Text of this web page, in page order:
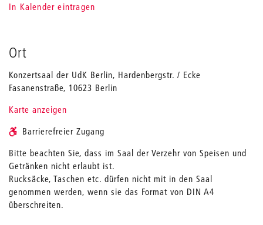
In Kalender eintragen
Ort
Konzertsaal der UdK Berlin, Hardenbergstr. / Ecke
Fasanenstraße, 10623 Berlin
Karte anzeigen
Barrierefreier Zugang
Bitte beachten Sie, dass im Saal der Verzehr von Speisen und
Getränken nicht erlaubt ist.
Rucksäcke, Taschen etc. dürfen nicht mit in den Saal
genommen werden, wenn sie das Format von DIN A4
überschreiten.